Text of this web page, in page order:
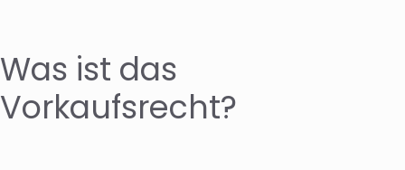
Was ist das
Vorkaufsrecht?